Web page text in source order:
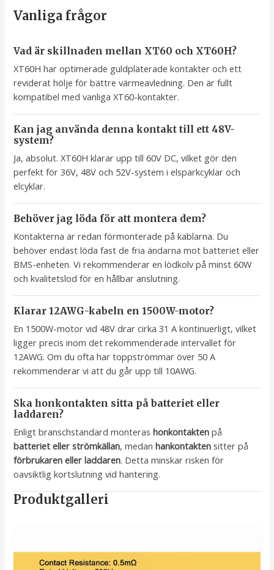
Vanliga frågor
Vad är skillnaden mellan XT60 och XT60H?
XT60H har optimerade guldpläterade kontakter och ett
reviderat hölje för bättre värmeavledning. Den är fullt
kompatibel med vanliga XT60-kontakter.
Kan jag använda denna kontakt till ett 48V-
system?
Ja, absolut. XT60H klarar upp till 60V DC, vilket gör den
perfekt för 36V, 48V och 52V-system i elsparkcyklar och
elcyklar.
Behöver jag löda för att montera dem?
Kontakterna är redan förmonterade på kablarna. Du
behöver endast löda fast de fria ändarna mot batteriet eller
BMS-enheten. Vi rekommenderar en lödkolv på minst 60W
och kvalitetslod för en hållbar anslutning.
Klarar 12AWG-kabeln en 1500W-motor?
En 1500W-motor vid 48V drar cirka 31 A kontinuerligt, vilket
ligger precis inom det rekommenderade intervallet för
12AWG. Om du ofta har toppströmmar över 50 A
rekommenderar vi att du går upp till 10AWG.
Ska honkontakten sitta på batteriet eller
laddaren?
Enligt branschstandard monterashonkontakten på
batteriet eller strömkällan, medanhankontakten sitter på
förbrukaren eller laddaren. Detta minskar risken för
oavsiktlig kortslutning vid hantering.
Produktgalleri